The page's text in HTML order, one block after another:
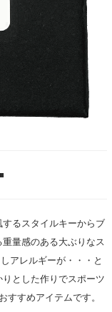
るスタイルキーからブ
量感のある大ぶりなス
アレルギーが・・・と
とした作りでスポーツ
すすめアイテムです。